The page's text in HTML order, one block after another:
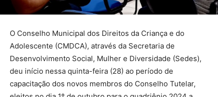
O Conselho Municipal dos Direitos da Criança e do
Adolescente (CMDCA), através da Secretaria de
Desenvolvimento Social, Mulher e Diversidade (Sedes),
deu início nessa quinta-feira (28) ao período de
capacitação dos novos membros do Conselho Tutelar,